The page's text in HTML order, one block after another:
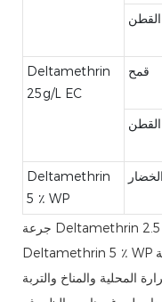
القطن
Deltamethrin
25g/L EC
قمح
القطن
Deltamethrin
5 ٪ WP
الخضار
جرعة Deltamethrin 2.5 ٪ EC 、 Deltamethrin 25g/L EC 、
Deltamethrin 5 ٪ WP يوصى بها فقط. يجب تحديد الجرعة الفعلية
المحلية والمناخ والتربة